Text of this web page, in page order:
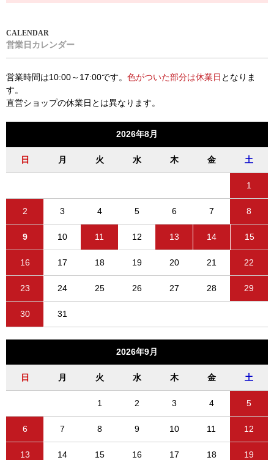
営業日カレンダー
営業時間は10:00～17:00です。 色がついた部分は休業日 となりま
す。
直営ショップの休業日とは異なります。
2026年8月
日 月 火 水 木 金 土
1
2 3 4 5 6 7 8
9 10 11 12 13 14 15
16 17 18 19 20 21 22
23 24 25 26 27 28 29
30 31
2026年9月
日 月 火 水 木 金 土
1 2 3 4 5
6 7 8 9 10 11 12
13 14 15 16 17 18 19